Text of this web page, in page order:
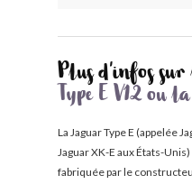
Plus d'infos sur
Type E V12 ou
La Jaguar Type E (appelée
Jaguar XK-E aux États-
fabriquée par le